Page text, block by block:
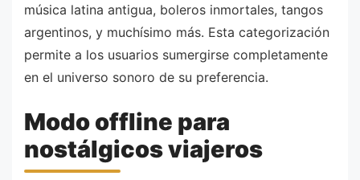
música latina antigua, boleros inmortales, tangos
argentinos, y muchísimo más. Esta categorización
permite a los usuarios sumergirse completamente
en el universo sonoro de su preferencia.
Modo offline para
nostálgicos viajeros